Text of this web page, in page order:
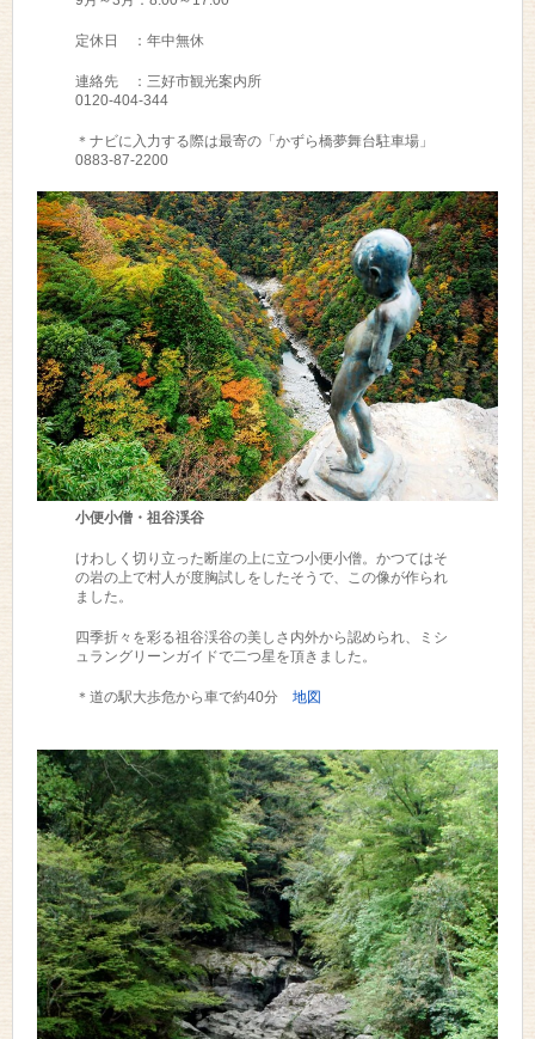
定休日 ：年中無休
連絡先 ：三好市観光案内所
0120-404-344
＊ナビに入力する際は最寄の「かずら橋夢舞台駐車場」
0883-87-2200
小便小僧・祖谷渓谷
けわしく切り立った断崖の上に立つ小便小僧。かつてはそ
の岩の上で村人が度胸試しをしたそうで、この像が作られ
ました。
四季折々を彩る祖谷渓谷の美しさ内外から認められ、ミシ
ュラングリーンガイドで二つ星を頂きました。
＊道の駅大歩危から車で約40分地図